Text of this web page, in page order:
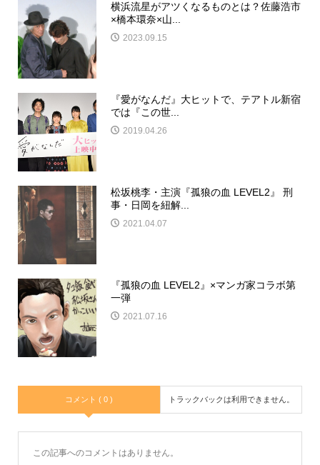
横浜流星がアツくなるものとは？佐藤浩市
×橋本環奈×山...
2023.09.15
『愛がなんだ』大ヒットで、テアトル新宿
では『この世...
2019.04.26
松坂桃李・主演『孤狼の血 LEVEL2』 刑
事・日岡を紐解...
2021.04.07
『孤狼の血 LEVEL2』×マンガ家コラボ第
一弾
2021.07.16
コメント ( 0 ) トラックバックは利用できません。
この記事へのコメントはありません。